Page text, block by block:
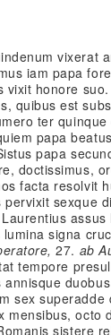
vixerat
iam papa
vixit honore suo.
quibus est
ter quinque
papa
papa
doctissimus,
facta resolvit
pervixit sexque
assus
signa
27. ab
tempore
sex superadde
mensibus, octo
sistere